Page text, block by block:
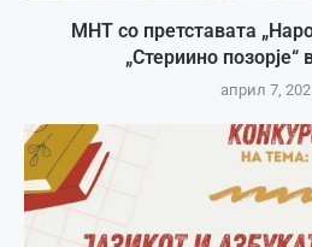
МНТ со претставата
„Стериино
април 7,